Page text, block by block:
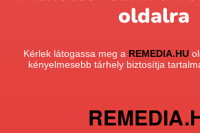
oldalra
Kérlek látogassa meg a REMEDIA.HU
kényelmesebb tárhely biztosítja